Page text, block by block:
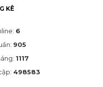
KÊ
6
905
1117
498583